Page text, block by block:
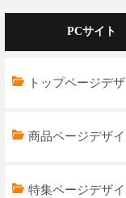
PCサイト
トップページデザ
商品ページデザイ
特集ページデザイ